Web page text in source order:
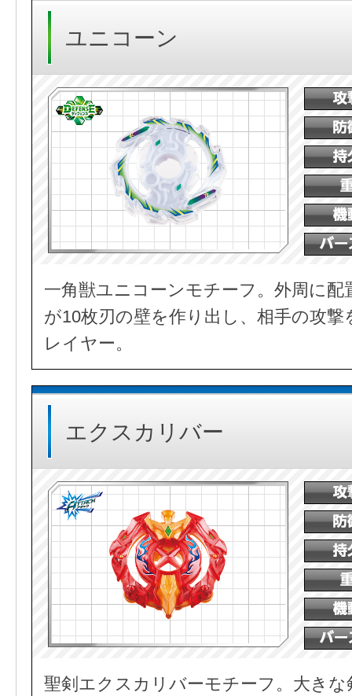
ユニコーン
一角獣ユニコーンモチーフ。外周に
が10枚刃の壁を作り出し、相手の攻
レイヤー。
エクスカリバー
聖剣エクスカリバーモチーフ。大き